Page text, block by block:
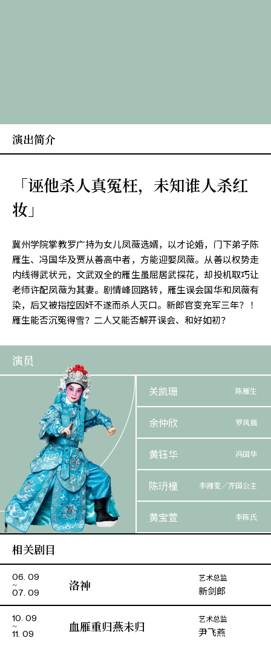
演出简介
「诬他杀人真冤枉，未知谁人杀红
妆」
冀州学院掌教罗广持为女儿凤薇选婿，以才论婚，门下弟子陈
雁生、冯国华及贾从善高中者，方能迎娶凤薇。从善以权势走
内线得武状元，文武双全的雁生虽屈居武探花，却投机取巧让
老师许配凤薇为其妻。剧情峰回路转，雁生误会国华和凤薇有
染，后又被指控因奸不遂而杀人灭口。新郎官变充军三年？ ！
雁生能否沉冤得雪？二人又能否解开误会、和好如初？
演员
关凯珊 陈雁生
余仲欣 罗凤薇
黄钰华 冯国华
陈玬橦 李湘雯／齐国公主
黄宝萱 李陈氏
相关剧目
06. 09
07. 09
洛神 艺术总监
新剑郎
10. 09
11. 09
血雁重归燕未归 艺术总监
尹飞燕